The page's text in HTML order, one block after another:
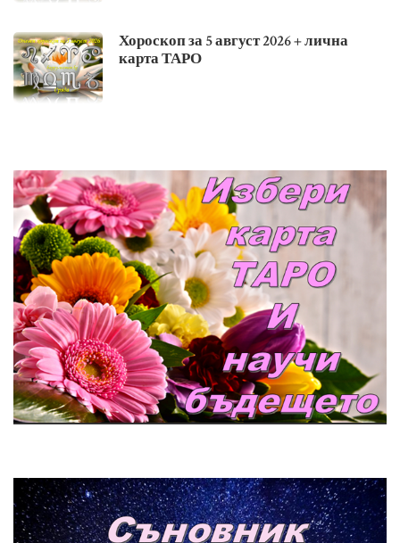
Хороскоп за 5 август 2026 + лична
карта ТАРО